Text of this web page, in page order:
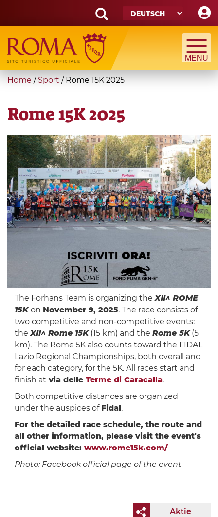
main
content
Search
form
Suche
You
here
Home / Sport / Rome 15K 2025
Rome 15K 2025
The Forhans Team is organizing theXII^ ROME
15K on November 9, 2025. The race consists of
two competitive and non-competitive events:
theXII^ Rome 15K(15 km) and the Rome 5K(5
km). The Rome 5K also counts toward the FIDAL
Lazio Regional Championships, both overall and
for each category, for the 5K. All races start and
finish at via delle Terme di Caracalla.
Both competitive distances are organized
under the auspices of Fidal .
For the detailed race schedule, the route and
all other information, please visit the event's
official website: www.rome15k.com/
Photo: Facebook official page of the event
Aktie